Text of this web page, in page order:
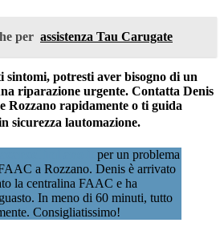
per assistenza Tau Carugate
sintomi, potresti aver bisogno di un
riparazione urgente. Contatta Denis
Rozzano rapidamente o ti guida
sicurezza lautomazione.
per un problema
a Rozzano. Denis è arrivato
la centralina FAAC e ha
In meno di 60 minuti, tutto
Consigliatissimo!